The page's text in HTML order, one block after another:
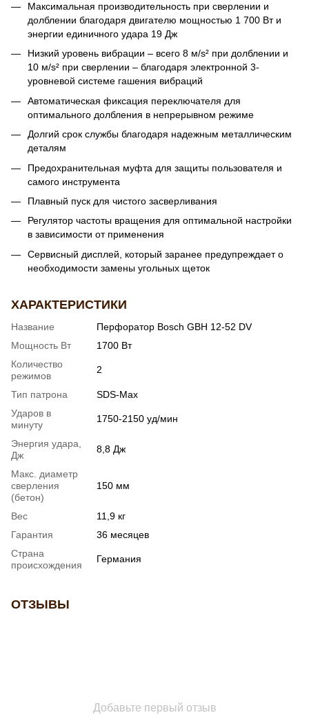
Максимальная производительность при сверлении и
долблении благодаря двигателю мощностью 1 700 Вт и
энергии единичного удара 19 Дж
Низкий уровень вибрации – всего 8 м/s² при долблении и
10 м/s² при сверлении – благодаря электронной 3-
уровневой системе гашения вибраций
Автоматическая фиксация переключателя для
оптимального долбления в непрерывном режиме
Долгий срок службы благодаря надежным металлическим
деталям
Предохранительная муфта для защиты пользователя и
самого инструмента
Плавный пуск для чистого засверливания
Регулятор частоты вращения для оптимальной настройки
в зависимости от применения
Сервисный дисплей, который заранее предупреждает о
необходимости замены угольных щеток
ХАРАКТЕРИСТИКИ
Название
Перфоратор Bosch GBH 12-52 DV
Мощность Вт
1700 Вт
Количество
режимов
2
Тип патрона
SDS-Max
Ударов в
минуту
1750-2150 уд/мин
Энергия удара,
Дж
8,8 Дж
Макс. диаметр
сверления
(бетон)
150 мм
Вес
11,9 кг
Гарантия
36 месяцев
Страна
происхождения
Германия
ОТЗЫВЫ
Добавьте первый отзыв